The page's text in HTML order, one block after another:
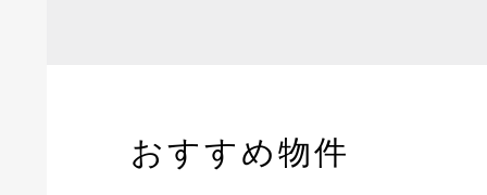
おすすめ物件